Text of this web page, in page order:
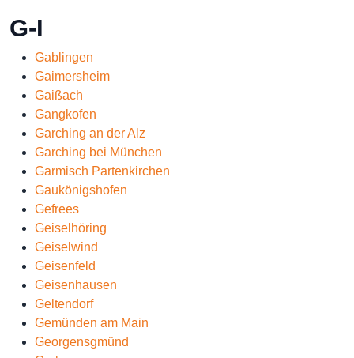
G-I
Gablingen
Gaimersheim
Gaißach
Gangkofen
Garching an der Alz
Garching bei München
Garmisch Partenkirchen
Gaukönigshofen
Gefrees
Geiselhöring
Geiselwind
Geisenfeld
Geisenhausen
Geltendorf
Gemünden am Main
Georgensgmünd